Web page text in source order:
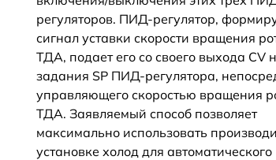
регуляторов. ПИД-регулятор,
сигнал уставки скорости вращения
ТДА, подает его со своего выхода CV
задания SP ПИД-регулятора,
управляющего скоростью вращения
ТДА. Заявляемый способ позволяет
максимально использовать
установке холод для автоматического